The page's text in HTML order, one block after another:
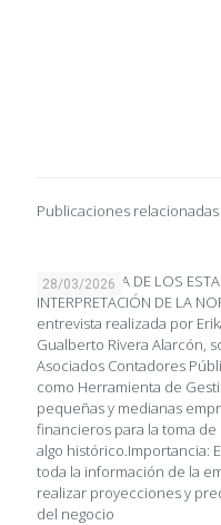
Publicaciones relacionadas
28/03/2026
IMPORTANCIA DE LOS
INTERPRETACIÓN DE LA
entrevista realizada por
Gualberto Rivera Alarcón,
Asociados Contadores
como Herramienta de
pequeñas y medianas
financieros para la toma
algo histórico.Importancia:
toda la información de la
realizar proyecciones y
del negocio